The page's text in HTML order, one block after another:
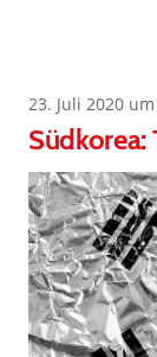
23. Juli 2020
Südkorea: